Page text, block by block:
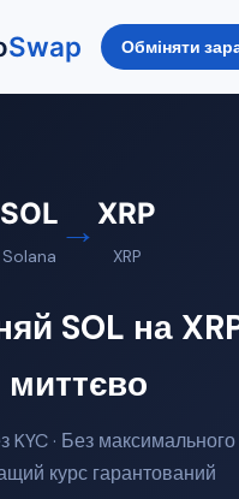
Swap Обміняти
SOL
Solana
→ XRP
XRP
SOL на
миттєво
KYC · Без максимального
курс гарантований